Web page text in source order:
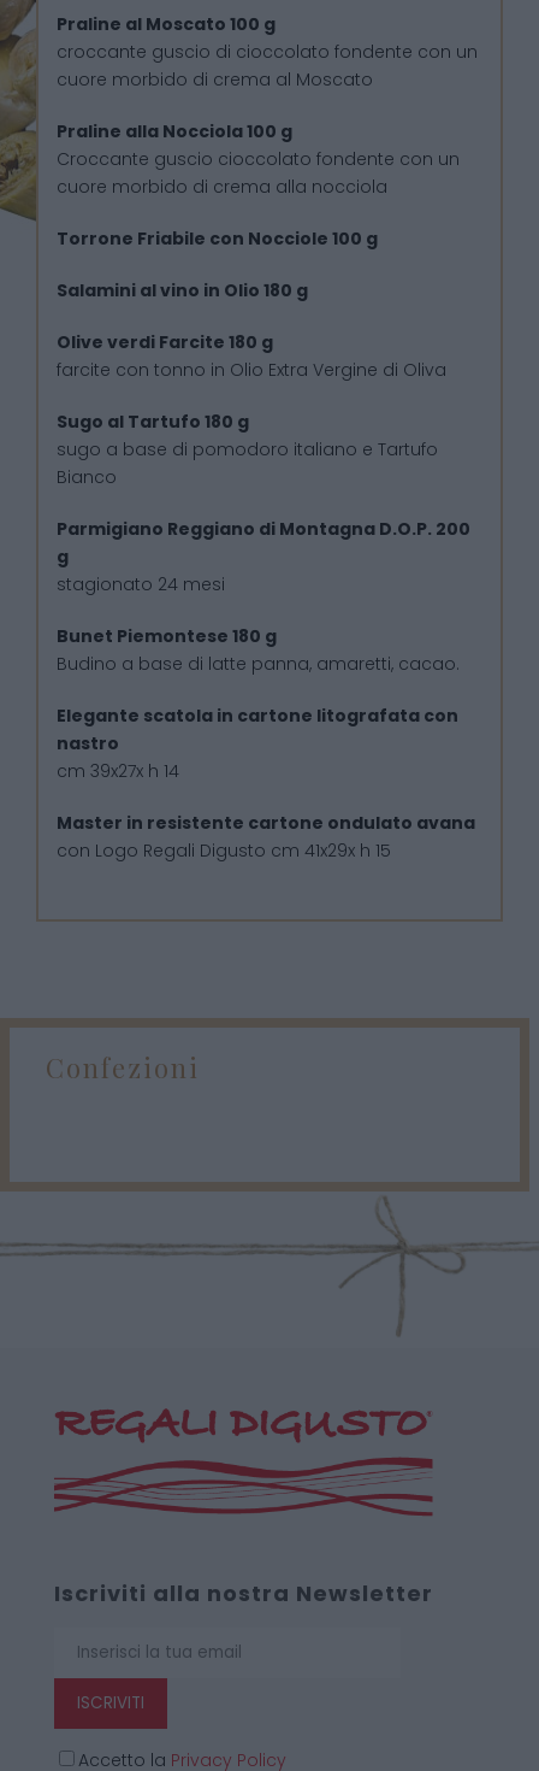
Praline al Moscato 100 g
croccante guscio di cioccolato fondente con un
cuore morbido di crema al Moscato
Praline alla Nocciola 100 g
Croccante guscio cioccolato fondente con un
cuore morbido di crema alla nocciola
Torrone Friabile con Nocciole 100 g
Salamini al vino in Olio 180 g
Olive verdi Farcite 180 g
farcite con tonno in Olio Extra Vergine di Oliva
Sugo al Tartufo 180 g
sugo a base di pomodoro italiano e Tartufo
Bianco
Parmigiano Reggiano di Montagna D.O.P. 200
g
stagionato 24 mesi
Bunet Piemontese 180 g
Budino a base di latte panna, amaretti, cacao.
Elegante scatola in cartone litografata con
nastro
cm 39x27x h 14
Master in resistente cartone ondulato avana
con Logo Regali Digusto cm 41x29x h 15
Confezioni
Iscriviti alla nostra Newsletter
ISCRIVITI
Accetto la Privacy Policy